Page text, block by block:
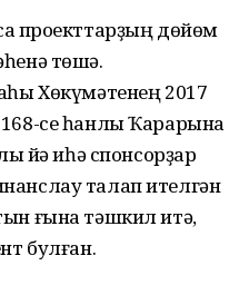
проекттарҙың дөйөм
төшә.
Хөкүмәтенең 2017
се һанлы Ҡарарына
йә иһә спонсорҙар
талап ителгән
ғына тәшкил итә,
булған.